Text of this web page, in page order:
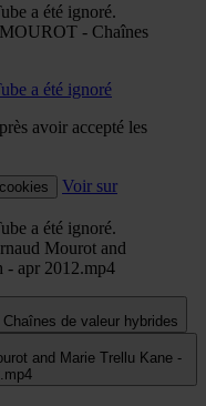
a été ignoré.
- Chaînes
a été ignoré
avoir accepté les
Voir sur
a été ignoré.
Mourot and
- apr 2012.mp4
de valeur hybrides
and Marie Trellu Kane -